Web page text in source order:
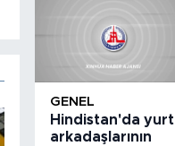
GENEL
Hindistan'da yurt
arkadaşlarının